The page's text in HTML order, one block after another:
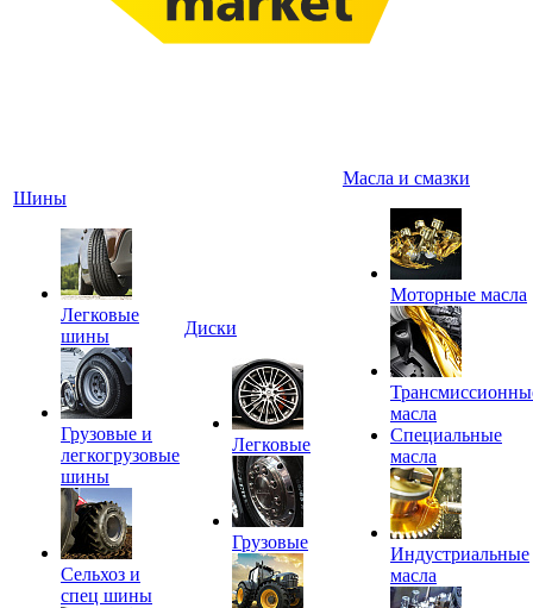
Шины
Легковые
шины
Грузовые и
легкогрузовые
шины
Сельхоз и
спец шины
Диски
Легковые
Грузовые
Масла и смазки
Моторные масла
масла
Специальные
масла
Индустриальные
масла